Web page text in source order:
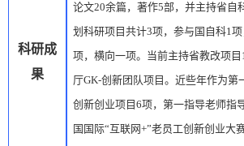
科研成
果
论文20余篇，著作5部，并主持省自
划科研项目共计3项，参与国自科1
项，横向一项。当前主持省教改项目
厅GK-创新团队项目。 近些年作为第
创新创业项目 6项，第一指导老师指
国国际“互联网+”老员工创新创业大